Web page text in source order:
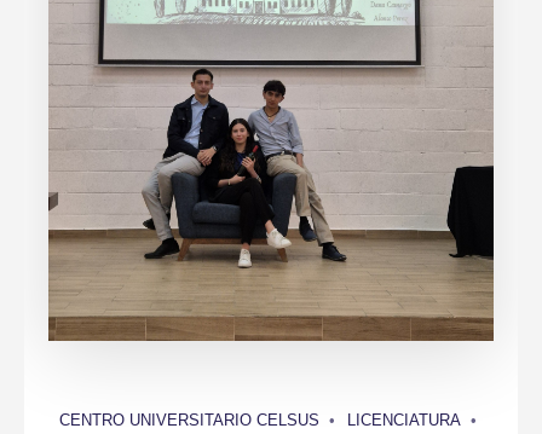
CENTRO UNIVERSITARIO CELSUS
LICENCIATURA